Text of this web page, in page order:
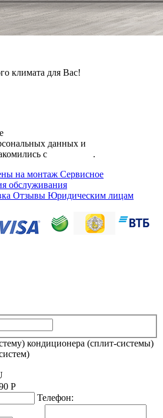
климата для Вас!
данных и
с
.
на монтаж Сервисное
обслуживания
Отзывы Юридическим лицам
кондиционера (сплит-системы)
Р
Телефон: